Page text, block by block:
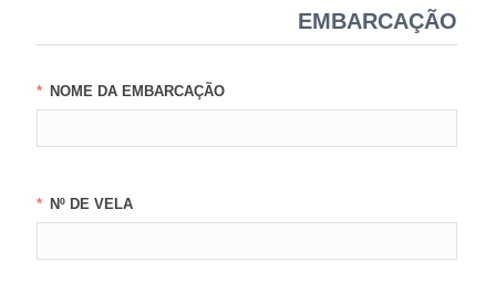
EMBARCAÇÃO
NOME DA EMBARCAÇÃO
Nº DE VELA